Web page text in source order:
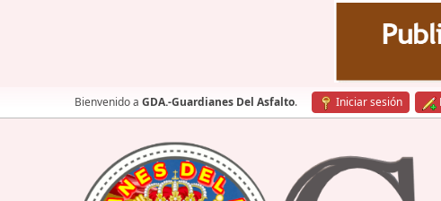
Bienvenido a GDA.-Guardianes Del Asfalto. Iniciar sesión